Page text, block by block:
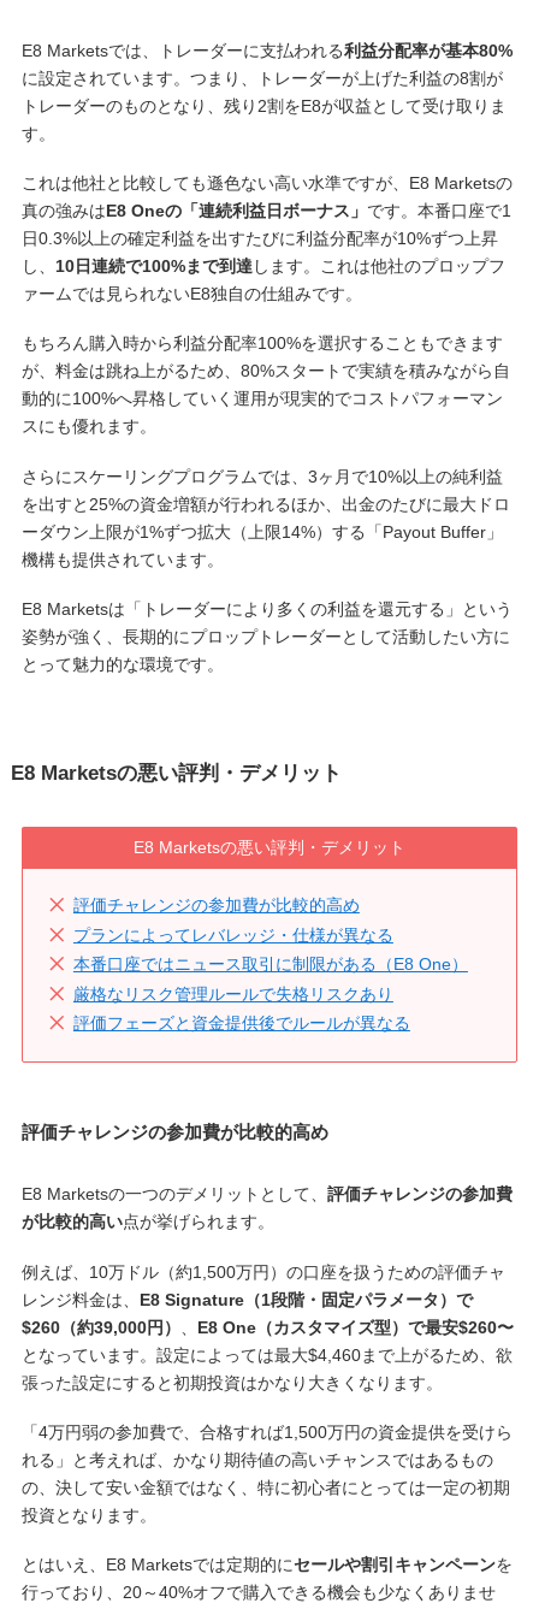
E8 Marketsでは、トレーダーに支払われる利益分配率が基本80%
に設定されています。つまり、トレーダーが上げた利益の8割が
トレーダーのものとなり、残り2割をE8が収益として受け取りま
す。
これは他社と比較しても遜色ない高い水準ですが、E8 Marketsの
真の強みはE8 Oneの「連続利益日ボーナス」 です。本番口座で1
日0.3%以上の確定利益を出すたびに利益分配率が10%ずつ上昇
し、 10日連続で100%まで到達 します。これは他社のプロップフ
ァームでは見られないE8独自の仕組みです。
もちろん購入時から利益分配率100%を選択することもできます
が、料金は跳ね上がるため、80%スタートで実績を積みながら自
動的に100%へ昇格していく運用が現実的でコストパフォーマン
スにも優れます。
さらにスケーリングプログラムでは、3ヶ月で10%以上の純利益
を出すと25%の資金増額が行われるほか、出金のたびに最大ドロ
ーダウン上限が1%ずつ拡大（上限14%）する「Payout Buffer」
機構も提供されています。
E8 Marketsは「トレーダーにより多くの利益を還元する」という
姿勢が強く、長期的にプロップトレーダーとして活動したい方に
とって魅力的な環境です。
E8 Marketsの悪い評判・デメリット
E8 Marketsの悪い評判・デメリット
評価チャレンジの参加費が比較的高め
プランによってレバレッジ・仕様が異なる
本番口座ではニュース取引に制限がある（E8 One）
厳格なリスク管理ルールで失格リスクあり
評価フェーズと資金提供後でルールが異なる
評価チャレンジの参加費が比較的高め
E8 Marketsの一つのデメリットとして、 評価チャレンジの参加費
が比較的高い点が挙げられます。
例えば、10万ドル（約1,500万円）の口座を扱うための評価チャ
レンジ料金は、 E8 Signature（1段階・固定パラメータ）で
$260（約39,000円）
E8 One（カスタマイズ型）で最安$260〜
となっています。設定によっては最大$4,460まで上がるため、欲
張った設定にすると初期投資はかなり大きくなります。
「4万円弱の参加費で、合格すれば1,500万円の資金提供を受けら
れる」と考えれば、かなり期待値の高いチャンスではあるもの
の、決して安い金額ではなく、特に初心者にとっては一定の初期
投資となります。
とはいえ、E8 Marketsでは定期的にセールや割引キャンペーンを
行っており、20～40%オフで購入できる機会も少なくありませ